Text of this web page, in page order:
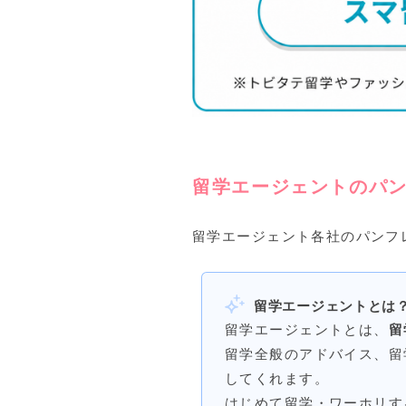
留学エージェントのパ
留学エージェント各社のパン
留学エージェントとは
留学エージェントとは、
留学全般のアドバイス、
してくれます。